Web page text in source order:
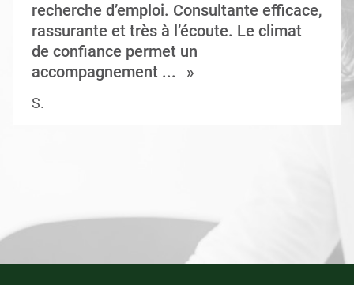
recherche d’emploi. Consultante efficace,
rassurante et très à l’écoute. Le climat
de confiance permet un
accompagnement ...
S.